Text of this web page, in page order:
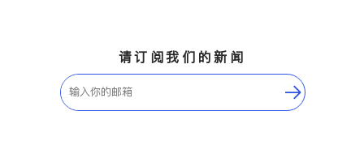
请订阅我们的新闻